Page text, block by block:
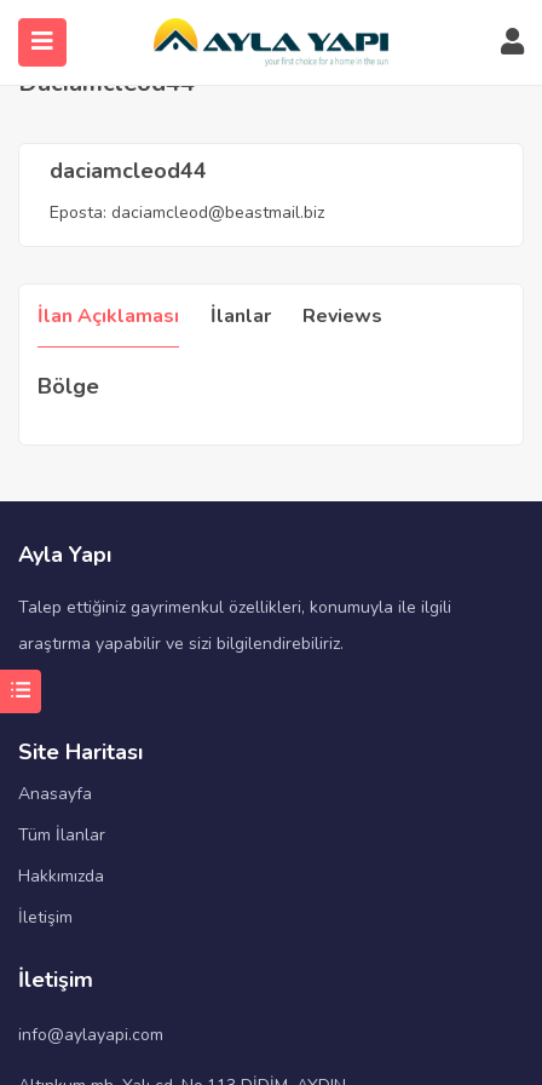
Anasayfa Agents daciamcleod44
Daciamcleod44
daciamcleod44
Eposta: daciamcleod@beastmail.biz
İlan Açıklaması İlanlar Reviews
Bölge
Ayla Yapı
Talep ettiğiniz gayrimenkul özellikleri, konumuyla ile ilgili
araştırma yapabilir ve sizi bilgilendirebiliriz.
Site Haritası
Anasayfa
Tüm İlanlar
Hakkımızda
İletişim
İletişim
info@aylayapi.com